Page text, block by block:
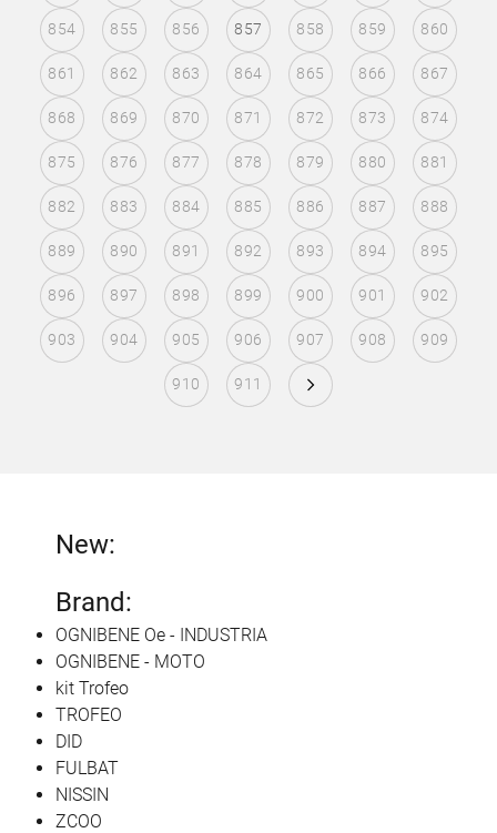
854 855 856 857 858 859 860
861 862 863 864 865 866 867
868 869 870 871 872 873 874
875 876 877 878 879 880 881
882 883 884 885 886 887 888
889 890 891 892 893 894 895
896 897 898 899 900 901 902
903 904 905 906 907 908 909
910 911
New:
Brand:
OGNIBENE Oe - INDUSTRIA
OGNIBENE - MOTO
kit Trofeo
TROFEO
DID
FULBAT
NISSIN
ZCOO